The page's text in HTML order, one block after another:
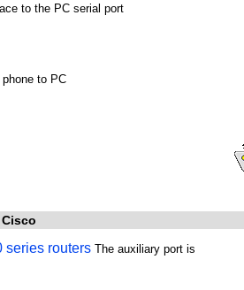
to the PC serial port
to PC
series routers The auxiliary port is